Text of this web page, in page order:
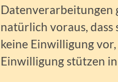
Datenverarbeitungen
natürlich voraus,
keine Einwilligung
Einwilligung stützen